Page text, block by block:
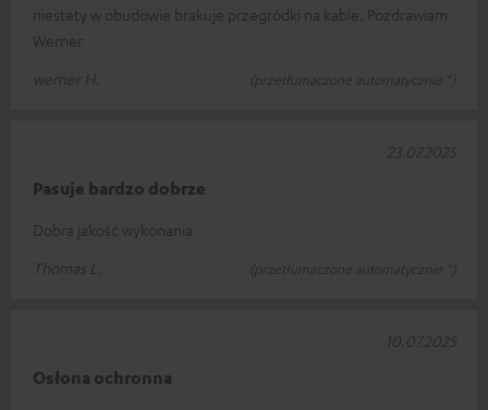
niestety w obudowie brakuje przegródki na kable. Pozdrawiam
Werner
werner H.
(przetłumaczone automatycznie *)
Pasuje bardzo dobrze
Dobra jakość wykonania
Thomas L.
(przetłumaczone automatycznie *)
23.07.2025
Osłona ochronna
10.07.2025